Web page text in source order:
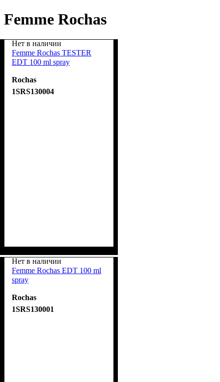
Femme Rochas
Нет в наличии
Femme Rochas TESTER
EDT 100 ml spray
Rochas
1SRS130004
Нет в наличии
Femme Rochas EDT 100 ml
spray
Rochas
1SRS130001